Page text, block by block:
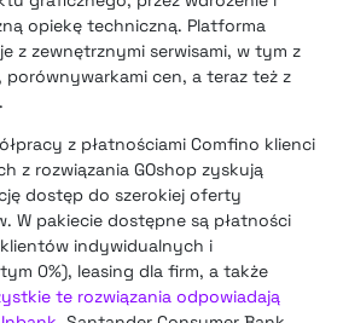
opiekę techniczną. Platforma
z zewnętrznymi serwisami, w tym z
cen, a teraz też z
z płatnościami Comfino klienci
z rozwiązania GOshop zyskują
dostęp do szerokiej oferty
W pakiecie dostępne są płatności
indywidualnych i
0%), leasing dla firm, a także
te rozwiązania odpowiadają